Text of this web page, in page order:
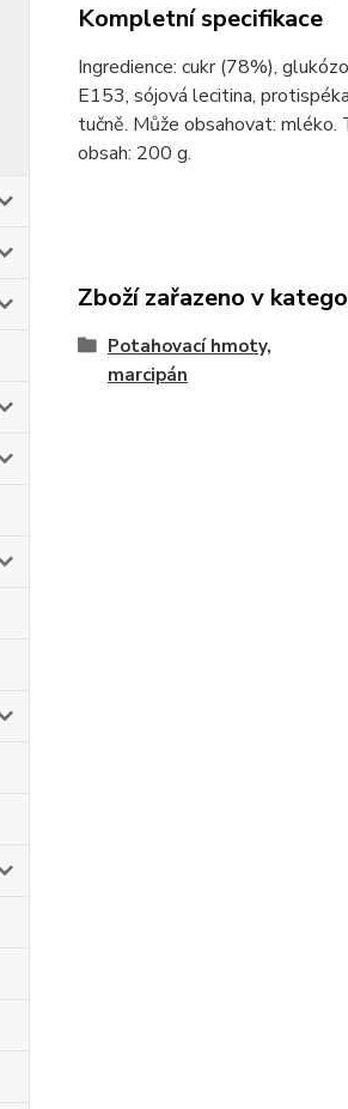
Kompletní specifikace
Ingredience: cukr (78%),
E153, sójová lecitina,
tučně. Může obsahovat:
obsah: 200 g.
Zboží zařazeno v
Potahovací hmoty,
marcipán